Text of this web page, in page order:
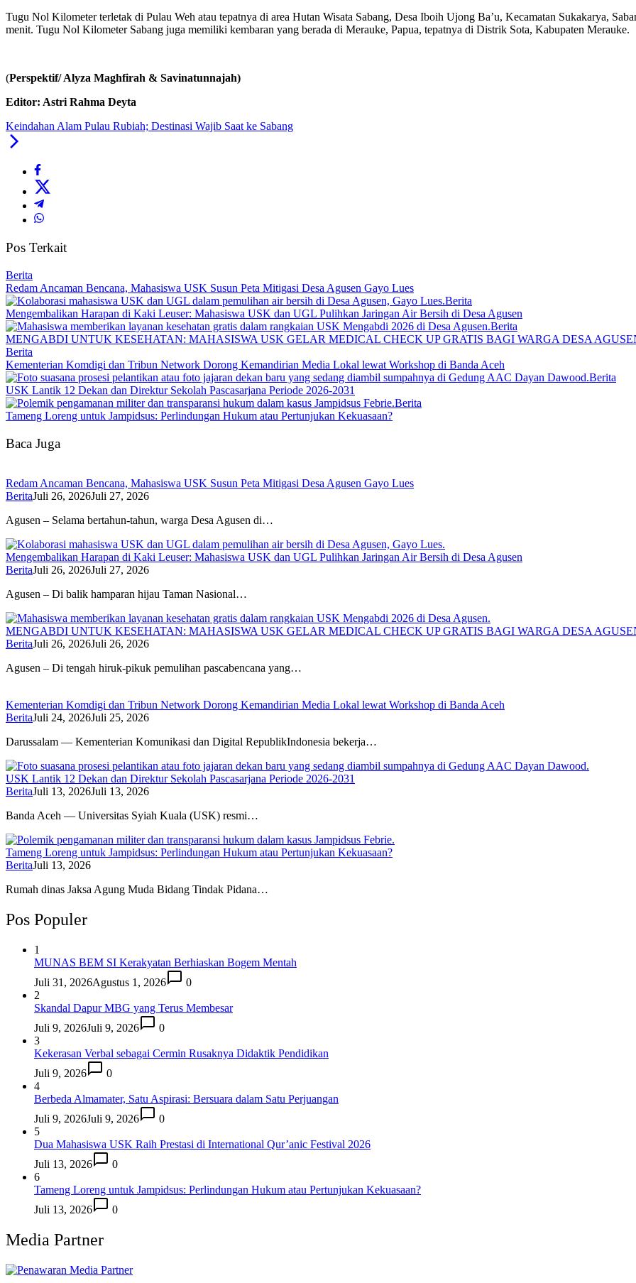
Tugu Nol Kilometer terletak di Pulau Weh atau tepatnya di area Hutan Wisata Sabang, Desa Iboih Ujong Ba’u, Kecamatan Sukakarya,
menit. Tugu Nol Kilometer Sabang juga memiliki kembaran yang berada di Merauke, Papua, tepatnya di Distrik Sota, Kabupaten Merauke.
(Perspektif/ Alyza Maghfirah & Savinatunnajah)
Editor: Astri Rahma Deyta
Keindahan Alam Pulau Rubiah; Destinasi Wajib Saat ke Sabang
Pos Terkait
Berita
Redam Ancaman Bencana, Mahasiswa USK Susun Peta Mitigasi Desa Agusen Gayo Lues
Berita
Mengembalikan Harapan di Kaki Leuser: Mahasiswa USK dan UGL Pulihkan Jaringan Air Bersih di Desa Agusen
Berita
MENGABDI UNTUK KESEHATAN: MAHASISWA USK GELAR MEDICAL CHECK UP GRATIS BAGI WARGA DESA
Berita
Kementerian Komdigi dan Tribun Network Dorong Kemandirian Media Lokal lewat Workshop di Banda Aceh
Berita
USK Lantik 12 Dekan dan Direktur Sekolah Pascasarjana Periode 2026-2031
Berita
Tameng Loreng untuk Jampidsus: Perlindungan Hukum atau Pertunjukan Kekuasaan?
Baca Juga
Redam Ancaman Bencana, Mahasiswa USK Susun Peta Mitigasi Desa Agusen Gayo Lues
BeritaJuli 26, 2026Juli 27, 2026
Agusen – Selama bertahun-tahun, warga Desa Agusen di…
Mengembalikan Harapan di Kaki Leuser: Mahasiswa USK dan UGL Pulihkan Jaringan Air Bersih di Desa Agusen
BeritaJuli 26, 2026Juli 27, 2026
Agusen – Di balik hamparan hijau Taman Nasional…
MENGABDI UNTUK KESEHATAN: MAHASISWA USK GELAR MEDICAL CHECK UP GRATIS BAGI WARGA DESA
BeritaJuli 26, 2026Juli 26, 2026
Agusen – Di tengah hiruk-pikuk pemulihan pascabencana yang…
Kementerian Komdigi dan Tribun Network Dorong Kemandirian Media Lokal lewat Workshop di Banda Aceh
BeritaJuli 24, 2026Juli 25, 2026
Darussalam — Kementerian Komunikasi dan Digital RepublikIndonesia bekerja…
USK Lantik 12 Dekan dan Direktur Sekolah Pascasarjana Periode 2026-2031
BeritaJuli 13, 2026Juli 13, 2026
Banda Aceh — Universitas Syiah Kuala (USK) resmi…
Tameng Loreng untuk Jampidsus: Perlindungan Hukum atau Pertunjukan Kekuasaan?
BeritaJuli 13, 2026
Rumah dinas Jaksa Agung Muda Bidang Tindak Pidana…
Pos Populer
1
MUNAS BEM SI Kerakyatan Berhiaskan Bogem Mentah
Juli 31, 2026Agustus 1, 2026
0
2
Skandal Dapur MBG yang Terus Membesar
Juli 9, 2026Juli 9, 2026
0
3
Kekerasan Verbal sebagai Cermin Rusaknya Didaktik Pendidikan
Juli 9, 2026
0
4
Berbeda Almamater, Satu Aspirasi: Bersuara dalam Satu Perjuangan
Juli 9, 2026Juli 9, 2026
0
5
Dua Mahasiswa USK Raih Prestasi di International Qur’anic Festival 2026
Juli 13, 2026
0
6
Tameng Loreng untuk Jampidsus: Perlindungan Hukum atau Pertunjukan Kekuasaan?
Juli 13, 2026
0
Media Partner